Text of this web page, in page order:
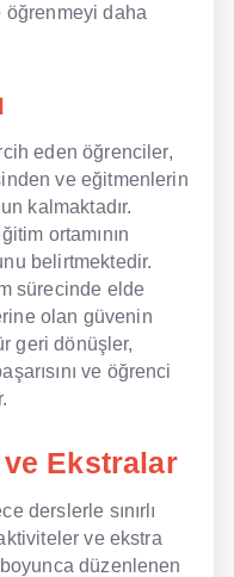
daha
eden öğrenciler,
ve eğitmenlerin
kalmaktadır.
ortamının
belirtmektedir.
sürecinde elde
olan güvenin
geri dönüşler,
ve öğrenci
Ekstralar
derslerle sınırlı
ve ekstra
düzenlenen